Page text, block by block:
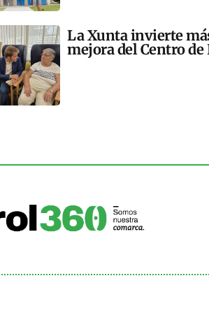
La Xunta invierte
mejora del Centro de